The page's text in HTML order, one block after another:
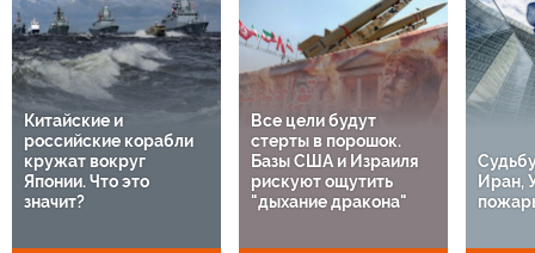
Китайские и
российские корабли
кружат вокруг
Японии. Что это
значит?
Все цели будут
стерты в порошок.
Базы США и Израиля
рискуют ощутить
"дыхание дракона"
Иран,